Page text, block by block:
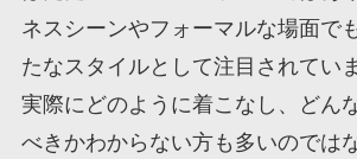
ネスシーンやフォーマルな場面で
たなスタイルとして注目されてい
実際にどのように着こなし、どん
べきかわからない方も多いのでは